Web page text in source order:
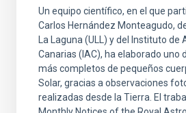
Un equipo científico, en el que
Carlos Hernández Monteagudo,
La Laguna (ULL) y del Instituto de
Canarias (IAC), ha elaborado uno
más completos de pequeños
Solar, gracias a observaciones
realizadas desde la Tierra. El